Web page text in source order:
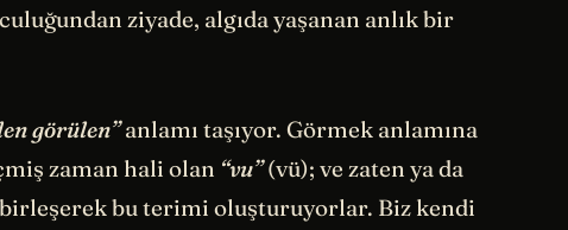
ziyade, algıda yaşanan anlık bir
görülen”anlamı taşıyor. Görmek anlamına
zaman hali olan “vu”(vü); ve zaten ya da
bu terimi oluşturuyorlar. Biz kendi